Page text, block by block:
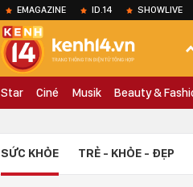
EMAGAZINE ID.14 SHOWLIVE
Star Ciné Musik Beauty &
SỨC KHỎE TRẺ - KHỎE - ĐẸP